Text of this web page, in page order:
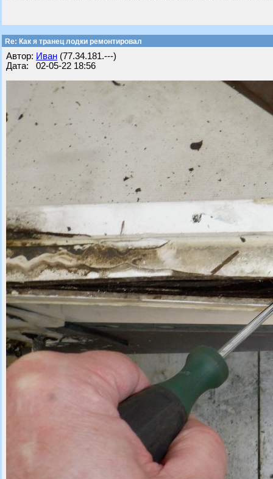
Re: Как я транец лодки ремонтировал
Автор: Иван (77.34.181.---)
Дата: 02-05-22 18:56